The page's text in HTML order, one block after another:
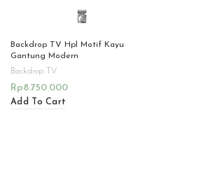
Backdrop TV Hpl Motif Kayu
Gantung Modern
Backdrop TV
Rp8.750.000
Add To Cart